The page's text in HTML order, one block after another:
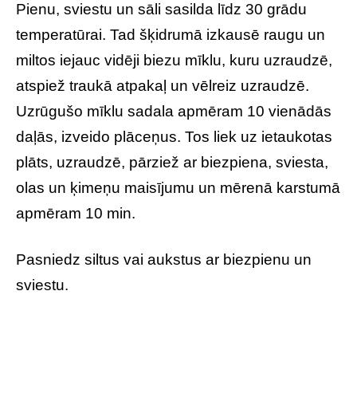
Pienu, sviestu un sāli sasilda līdz 30 grādu
temperatūrai. Tad šķidrumā izkausē raugu un
miltos iejauc vidēji biezu mīklu, kuru uzraudzē,
atspiež traukā atpakaļ un vēlreiz uzraudzē.
Uzrūgušo mīklu sadala apmēram 10 vienādās
daļās, izveido plāceņus. Tos liek uz ietaukotas
plāts, uzraudzē, pārziež ar biezpiena, sviesta,
olas un ķimeņu maisījumu un mērenā karstumā
apmēram 10 min.
Pasniedz siltus vai aukstus ar biezpienu un
sviestu.